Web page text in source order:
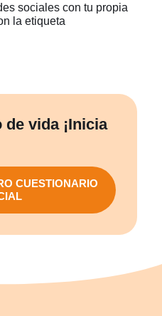
sociales con tu propia
la etiqueta
vida ¡Inicia
CUESTIONARIO